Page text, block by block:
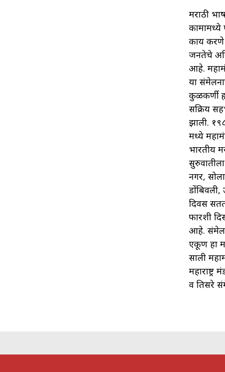
मराठी
कामामध्ये
कार्य करणे
जनतेचे
आहे.
या
कुळकर्णी
सक्रिय
झाली.
मध्ये
भारतीय
नगर,
दिवस
फारशी
आहे.
एकूण हा
साली
व तिसरे